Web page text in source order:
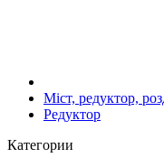
Міст, редуктор,
Редуктор
Категории